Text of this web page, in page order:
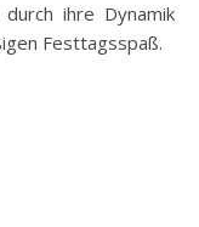
ihre Dynamik
Festtagsspaß.